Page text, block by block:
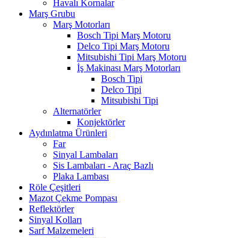
Havalı Kornalar
Marş Grubu
Marş Motorları
Bosch Tipi Marş Motoru
Delco Tipi Marş Motoru
Mitsubishi Tipi Marş Motoru
İş Makinası Marş Motorları
Bosch Tipi
Delco Tipi
Mitsubishi Tipi
Alternatörler
Konjektörler
Aydınlatma Ürünleri
Far
Sinyal Lambaları
Sis Lambaları - Araç Bazlı
Plaka Lambası
Röle Çeşitleri
Mazot Çekme Pompası
Reflektörler
Sinyal Kolları
Sarf Malzemeleri